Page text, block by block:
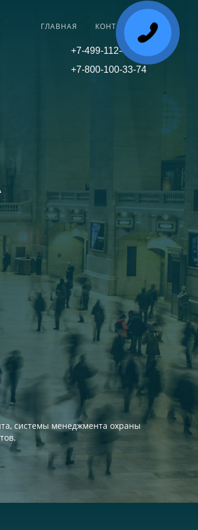
ГЛАВНАЯ КОНТАКТЫ
системы менеджмента охраны
+7-499-112-45-81
+7-800-100-33-74